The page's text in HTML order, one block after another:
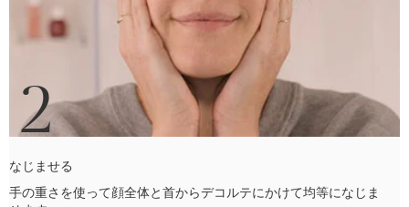
2
なじませる
手の重さを使って顔全体と首からデコルテにかけて均等になじま